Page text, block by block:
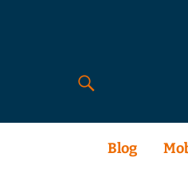
Blog